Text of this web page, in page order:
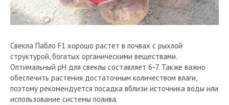
Свекла Пабло F1 хорошо растет в почвах с рыхлой
структурой, богатых органическими веществами.
Оптимальный pH для свеклы составляет 6-7. Также важно
обеспечить растения достаточным количеством влаги,
поэтому рекомендуется посадка вблизи источника воды или
использование системы полива.